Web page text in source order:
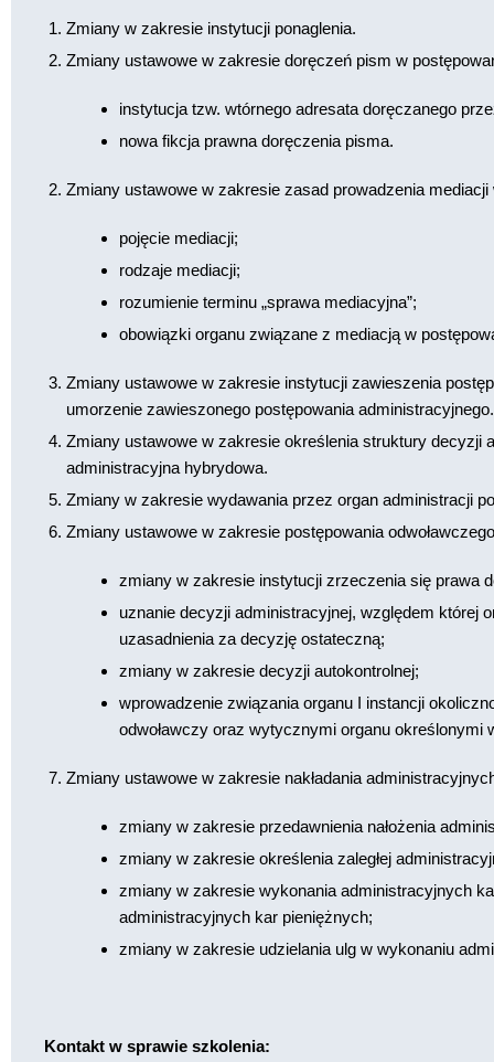
Zmiany w zakresie instytucji ponaglenia.
Zmiany ustawowe w zakresie doręczeń pism w
instytucja tzw. wtórnego adresata doręczanego
nowa fikcja prawna doręczenia pisma.
Zmiany ustawowe w zakresie zasad prowadzenia
pojęcie mediacji;
rodzaje mediacji;
rozumienie terminu „sprawa mediacyjna”;
obowiązki organu związane z mediacją w
Zmiany ustawowe w zakresie instytucji zawieszenia
umorzenie zawieszonego postępowania administracyjnego.
Zmiany ustawowe w zakresie określenia struktury decyzji
administracyjna hybrydowa.
Zmiany w zakresie wydawania przez organ administracji
Zmiany ustawowe w zakresie postępowania
zmiany w zakresie instytucji zrzeczenia się prawa
uznanie decyzji administracyjnej, względem której
uzasadnienia za decyzję ostateczną;
zmiany w zakresie decyzji autokontrolnej;
wprowadzenie związania organu I instancji
odwoławczy oraz wytycznymi organu określonymi
Zmiany ustawowe w zakresie nakładania
zmiany w zakresie przedawnienia nałożenia
zmiany w zakresie określenia zaległej
zmiany w zakresie wykonania administracyjnych
administracyjnych kar pieniężnych;
zmiany w zakresie udzielania ulg w wykonaniu
Kontakt w sprawie szkolenia: